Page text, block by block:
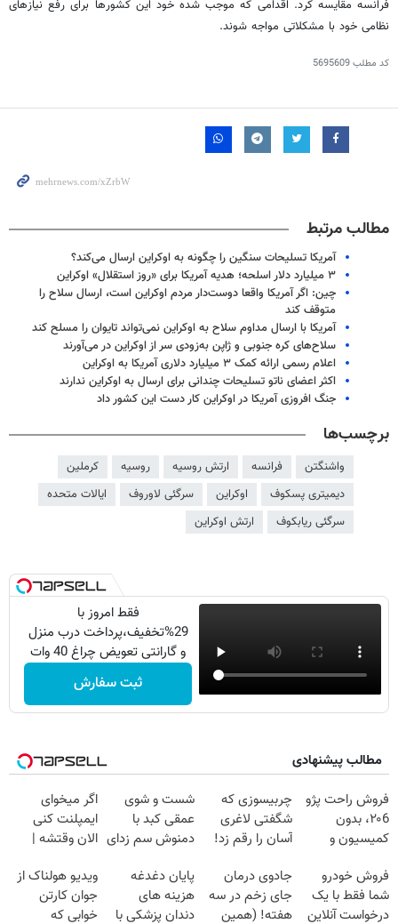
فرانسه مقایسه کرد. اقدامی که موجب شده خود این کشورها برای رفع نیازهای
نظامی خود با مشکلاتی مواجه شوند.
کد مطلب5695609
مطالب مرتبط
آمریکا تسلیحات سنگین را چگونه به اوکراین ارسال می‌کند؟
۳ میلیارد دلار اسلحه؛ هدیه آمریکا برای «روز استقلال» اوکراین
چین: اگر آمریکا واقعا دوست‌دار مردم اوکراین است، ارسال سلاح را
متوقف کند
آمریکا با ارسال مداوم سلاح به اوکراین نمی‌تواند تایوان را مسلح کند
سلاح‌های کره جنوبی و ژاپن به‌زودی سر از اوکراین در می‌آورند
اعلام رسمی ارائه کمک ۳ میلیارد دلاری آمریکا به اوکراین
اکثر اعضای ناتو تسلیحات چندانی برای ارسال به اوکراین ندارند
جنگ افروزی آمریکا در اوکراین کار دست این کشور داد
برچسب‌ها
واشنگتن فرانسه ارتش روسیه روسیه
کرملین
دیمیتری پسکوف
اوکراین سرگئی لاوروف
ایالات متحده
سرگئی ریابکوف
ارتش اوکراین
فقط امروز با
29%تخفیف،پرداخت درب منزل
و گارانتی تعویض چراغ 40 وات
بخر
ثبت سفارش
مطالب پیشنهادی
فروش راحت پژو
۲۰6، بدون
کمیسیون و
چربیسوزی که
شگفتی لاغری
آسان را رقم زد!
شست و شوی
عمقی کبد با
دمنوش سم زدای
اگر میخوای
ایمپلنت کنی
الان وقتشه |
میلیون تومان!!!
فروش خودرو
شما فقط با یک
درخواست آنلاین
جادوی درمان
جای زخم در سه
هفته! (همین
پایان دغدغه
هزینه های
دندان پزشکی با
ویدیو هولناک از
جوان کارتن
خوابی که